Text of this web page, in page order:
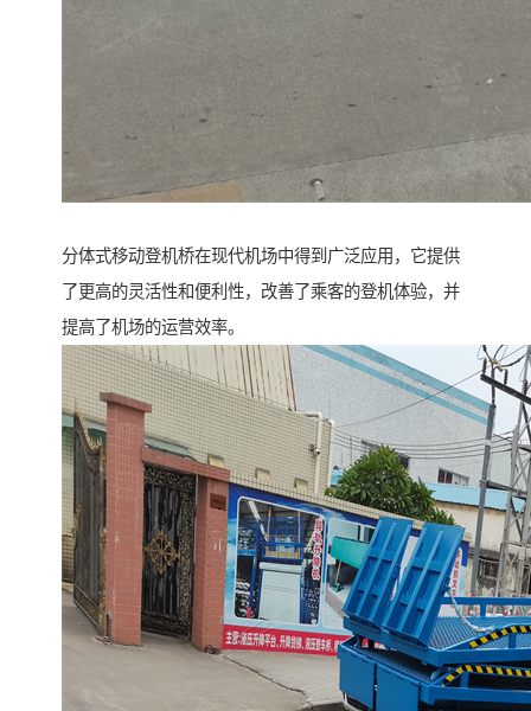
分体式移动登机桥在现代机场中得到广泛应用，它提供
了更高的灵活性和便利性，改善了乘客的登机体验，并
提高了机场的运营效率。